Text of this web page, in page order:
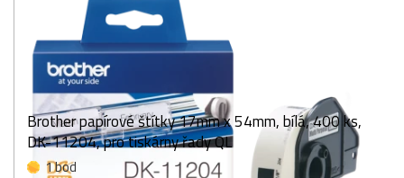
Brother papírové štítky 17mm x 54mm, bílá, 400 ks,
DK-11204, pro tiskárny řady QL
1 bod